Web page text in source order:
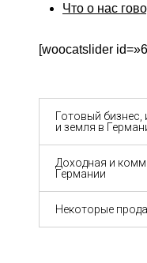
Что о нас
[woocatslider
Готовый
и земля в
Доходная и
Германии
Некоторые